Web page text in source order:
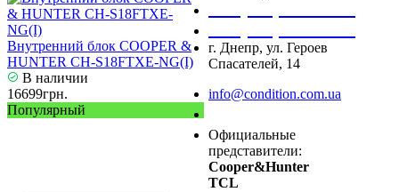
Внутренний блок COOPER &
HUNTER CH-S18FTXE-NG(I)
В наличии
16699грн.
Популярный
г. Днепр, ул. Героев
Спасателей, 14
info@condition.com.ua
Официальные
представители:
Cooper&Hunter
TCL